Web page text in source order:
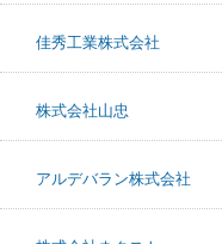
佳秀工業株式会社
株式会社山忠
アルデバラン株式会社